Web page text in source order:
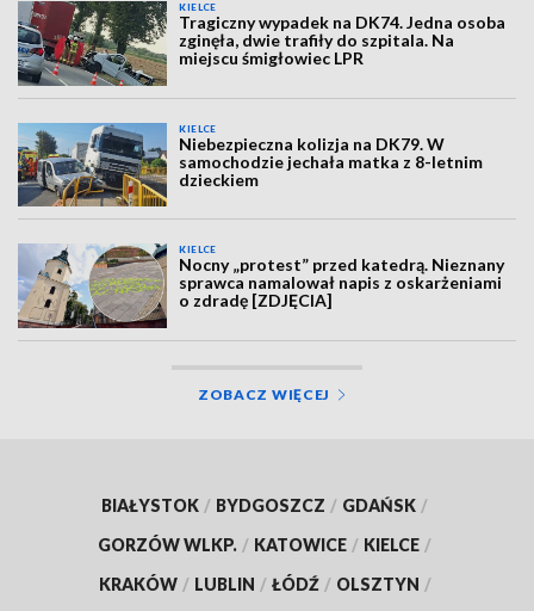
KIELCE
Tragiczny wypadek na DK74. Jedna osoba
zginęła, dwie trafiły do szpitala. Na
miejscu śmigłowiec LPR
KIELCE
Niebezpieczna kolizja na DK79. W
samochodzie jechała matka z 8-letnim
dzieckiem
KIELCE
Nocny „protest” przed katedrą. Nieznany
sprawca namalował napis z oskarżeniami
o zdradę [ZDJĘCIA]
ZOBACZ WIĘCEJ
BIAŁYSTOK / BYDGOSZCZ / GDAŃSK /
GORZÓW WLKP. / KATOWICE / KIELCE /
KRAKÓW / LUBLIN / ŁÓDŹ / OLSZTYN /